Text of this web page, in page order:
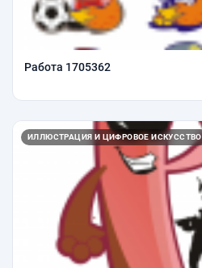
Работа 1705362
ИЛЛЮСТРАЦИЯ И ЦИФРОВОЕ ИСКУССТВО